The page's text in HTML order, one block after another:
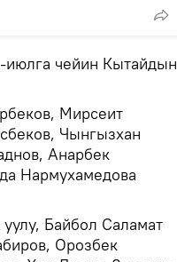
чейин Кытайдын
Мирсеит
Чынгызхан
Анарбек
Нармухамедова
Байбол Саламат
Орозбек